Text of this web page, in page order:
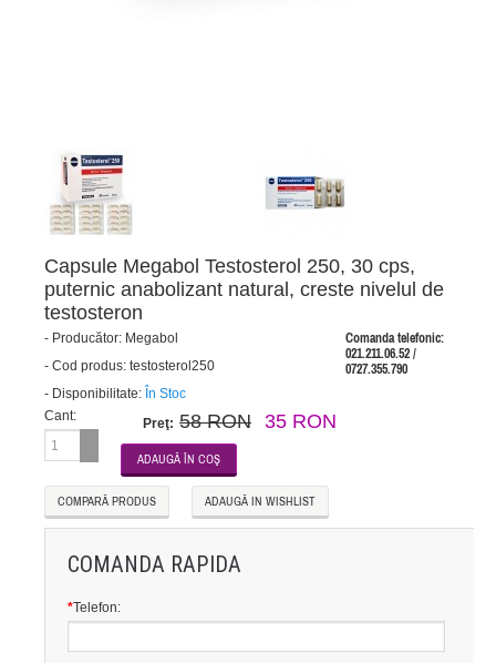
Capsule Megabol Testosterol 250, 30 cps,
puternic anabolizant natural, creste nivelul de
testosteron
Comanda telefonic:
021.211.06.52 /
0727.355.790
- Producător: Megabol
- Cod produs: testosterol250
- Disponibilitate: În Stoc
Cant:
Preţ: 58 RON 35 RON
COMPARĂ PRODUS ADAUGĂ IN WISHLIST
COMANDA RAPIDA
*Telefon: